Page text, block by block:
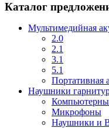
Каталог
Мультимедийная
2.0
2.1
3.1
5.1
Портативная
Наушники
Микрофоны
Наушники и